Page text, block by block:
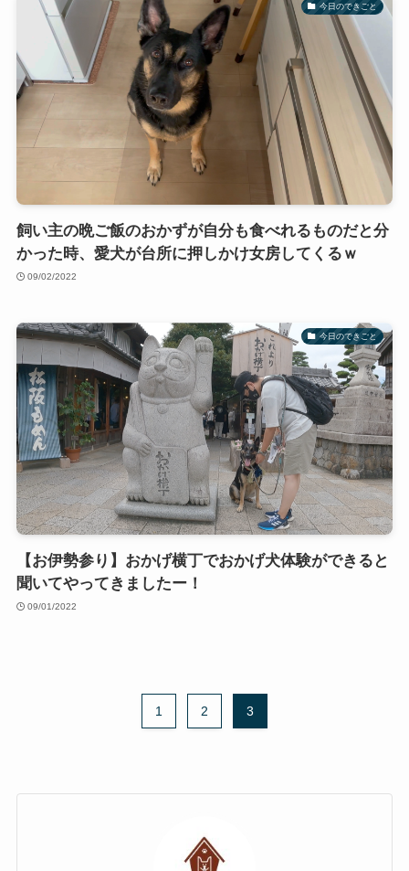
今日のできごと
飼い主の晩ご飯のおかずが自分も食べれるものだと分
かった時、愛犬が台所に押しかけ女房してくるｗ
09/02/2022
今日のできごと
【お伊勢参り】おかげ横丁でおかげ犬体験ができると
聞いてやってきましたー！
09/01/2022
1 2 3